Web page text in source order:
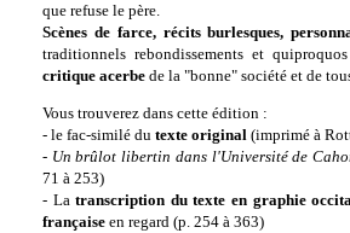
que refuse le père.
Scènes de farce, récits burlesques,
traditionnels rebondissements et
critique acerbe de la "bonne" société et de
Vous trouverez dans cette édition :
- le fac-similé du texte original (imprimé à
- Un brûlot libertin dans l'Université de
71 à 253)
- Latranscription du texte en graphie
française en regard (p. 254 à 363)